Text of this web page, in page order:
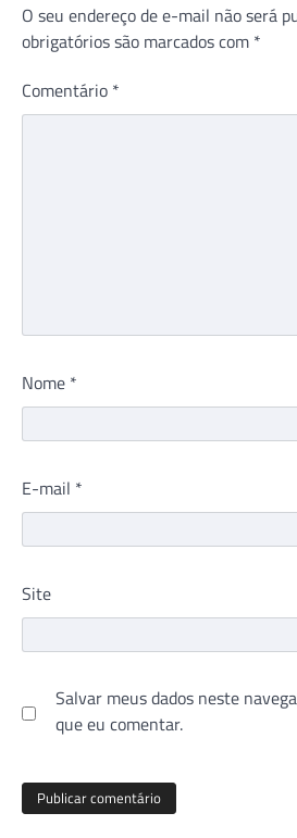
O seu endereço de e-mail não será
obrigatórios são marcados com *
Comentário *
Nome *
E-mail *
Site
Salvar meus dados neste
que eu comentar.